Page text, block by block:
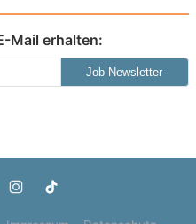
Mail erhalten:
Job Newsletter